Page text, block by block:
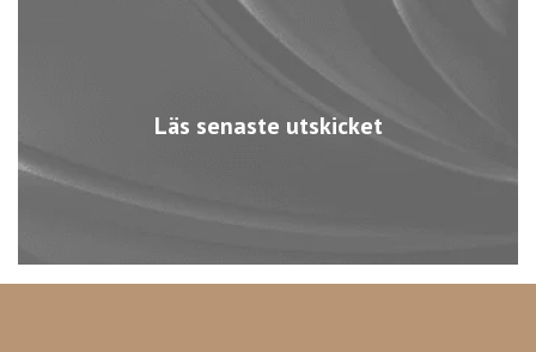
Läs senaste utskicket